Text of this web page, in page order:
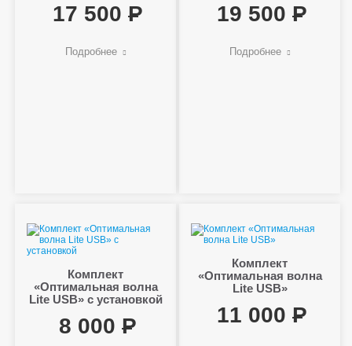
17 500
Подробнее
19 500
Подробнее
Комплект
«Оптимальная волна
Lite USB» с установкой
8 000
Комплект
«Оптимальная волна
Lite USB»
11 000